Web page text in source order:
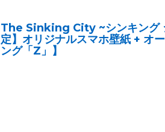
The Sinking City ~シンキング
定】オリジナルスマホ壁紙 + オ
ング「Z」】